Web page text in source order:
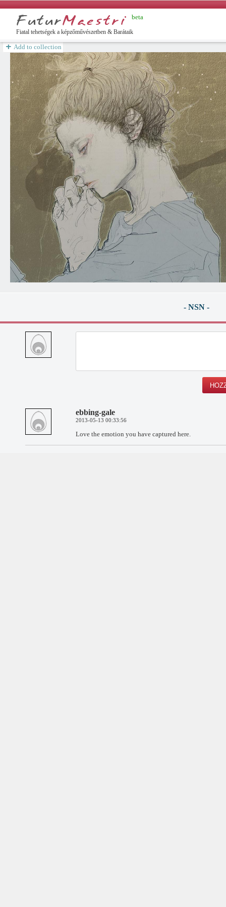
Fiatal tehetségek a képzőművészetben & Barátaik
beta
Add to collection
- NSN -
ebbing-gale
2013-05-13 00:33:56
Love the emotion you have captured here.